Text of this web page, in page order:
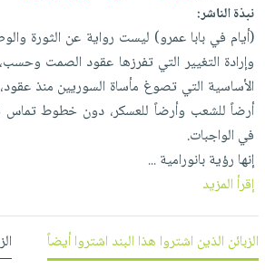
على
Apple
العناية
بالجسم
العناية
بالأسنان
الحمية
والتغذية
أواني
الطهي
أدوات
الخبز
أدوات
المائدة
الأوعية
والتخزين
المطبخ
متجر
الهدايا
أقسام
الأكثر
مبيعاً
العودة
للمدارس
اكسسوارات
كتب
اكسسوارات
شحن
مجاني
بنود
مختارة
كل
الاشتراكات
بحث
نبذة الناشر:
(أيام في بابا عمرو) ليست رواية عن الثورة
وإرادة التغيير التي تفرزها عقود الصمت
الأساسية التي تصوغ مأساة السوريين منذ
أرضاً للشعب وأرضاً للعسكر، دون خطوط تماس
في الواجبات.
إنها رؤية بانورامية...
إقرأ المزيد
الزبائن الذين اشتروا هذا البند اشتروا أيضاً